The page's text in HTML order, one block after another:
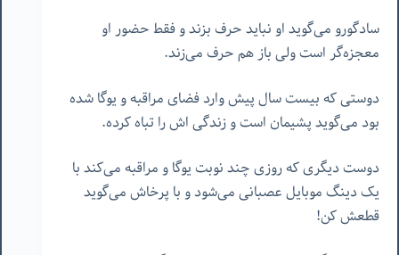
سادگورو می‌گوید او نباید حرف بزند و فقط حضور او
معجزه‌گر است ولی باز هم حرف می‌زند.
دوستی که بیست سال پیش وارد فضای مراقبه و یوگا شده
بود می‌گوید پشیمان است و زندگی اش را تباه کرده.
دوست دیگری که روزی چند نوبت یوگا و مراقبه می‌کند با
یک دینگ موبایل عصبانی می‌شود و با پرخاش می‌گوید
قطعش کن!